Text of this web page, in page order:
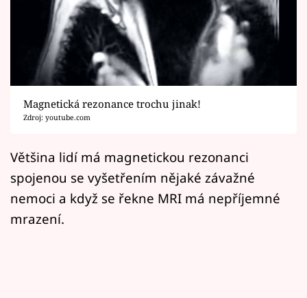
Seriály
Horoskopy
Sledujte prima+
Filmový festival Karlovy Vary
Mámy sobě
Přihlášení
Magnetická rezonance trochu jinak!
Zdroj: youtube.com
Většina lidí má magnetickou rezonanci
spojenou se vyšetřením nějaké závažné
nemoci a když se řekne MRI má nepříjemné
mrazení.